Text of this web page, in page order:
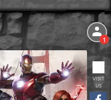
1
VISIT
US